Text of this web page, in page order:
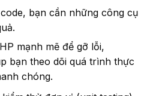
bạn cần những công cụ
mạnh mẽ để gỡ lỗi,
bạn theo dõi quá trình thực
chóng.